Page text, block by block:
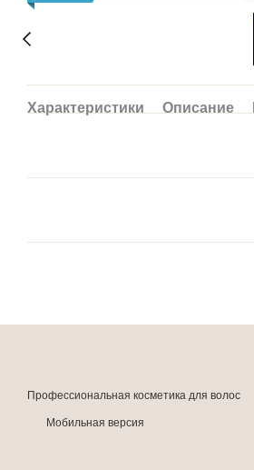
Характеристики Описание
Профессиональная косметика для волос
Мобильная версия